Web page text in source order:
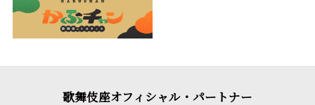
歌舞伎座オフィシャル・パートナー